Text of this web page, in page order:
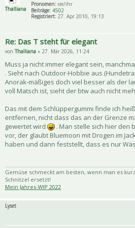
Thalliana
Pronomen: sie/ihr
Beiträge: 4502
Registriert: 27. Apr 2010, 19:13
Re: Das T steht für elegant
vonThalliana » 27. Mär 2026, 11:24
Muss ja nicht immer elegant sein,
. Sieht nach Outdoor-Hobbie aus
Anorak-mäßiges doch viel besser als der
voll Matsch ist, sieht der btw auch nicht
Das mit dem Schlüppergummi finde ich
entfernen, nicht dass das an der Grenze
gewertet wird
. Man stelle sich hier den
vor, der glaubt Bluemoon mit Drogen im
haben und dann feststellt, dass es nur
Gemüse schmeckt am besten, wenn man es
Schnitzel ersetzt!
Mein Jahres-WIP 2022
Lyset